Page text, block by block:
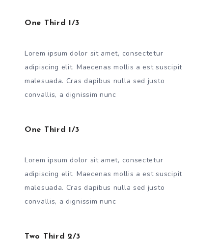
One Third 1/3
Lorem ipsum dolor sit amet, consectetur
adipiscing elit. Maecenas mollis a est suscipit
malesuada. Cras dapibus nulla sed justo
convallis, a dignissim nunc
One Third 1/3
Lorem ipsum dolor sit amet, consectetur
adipiscing elit. Maecenas mollis a est suscipit
malesuada. Cras dapibus nulla sed justo
convallis, a dignissim nunc
Two Third 2/3